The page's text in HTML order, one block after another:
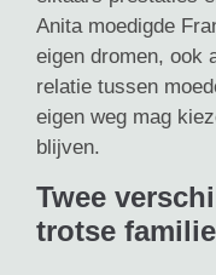
Anita moedigde
eigen dromen, ook
relatie tussen
eigen weg mag
blijven.
Twee
trotse familie